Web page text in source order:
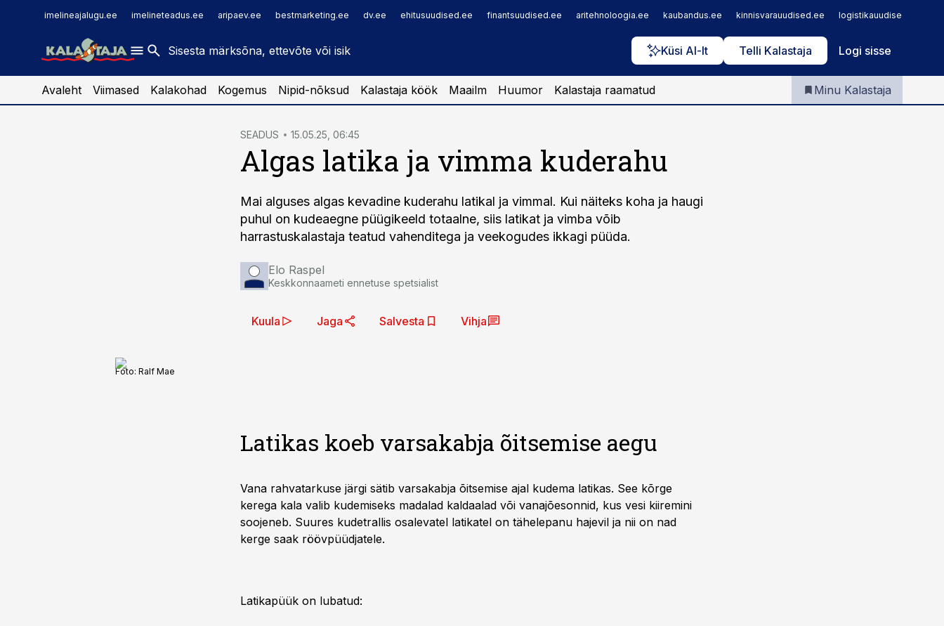
imelineajalugu.ee imelineteadus.ee aripaev.ee bestmarketing.ee dv.ee ehitusuudised.ee finantsuudised.ee aritehnoloogia.ee kaubandus.ee kinnisvarauudised.ee logistikauudised.ee
Küsi AI-lt Telli Kalastaja Logi sisse
imelineteadus.ee
kaubandus.ee
toostusuudised.ee
Iseteenindus
Telli Kalastaja
Avaleht Viimased Kalakohad Kogemus Nipid-nõksud Kalastaja köök Maailm Huumor Kalastaja raamatud Minu Kalastaja
SEADUS 15.05.25, 06:45
Algas latika ja vimma kuderahu
Mai alguses algas kevadine kuderahu latikal ja vimmal. Kui näiteks koha ja haugi
puhul on kudeaegne püügikeeld totaalne, siis latikat ja vimba võib
harrastuskalastaja teatud vahenditega ja veekogudes ikkagi püüda.
Elo Raspel
Keskkonnaameti ennetuse spetsialist
Kuula Jaga Salvesta Vihja
Foto: Ralf Mae
Latikas koeb varsakabja õitsemise aegu
Vana rahvatarkuse järgi sätib varsakabja õitsemise ajal kudema latikas. See kõrge
kerega kala valib kudemiseks madalad kaldaalad või vanajõesonnid, kus vesi kiiremini
soojeneb. Suures kudetrallis osalevatel latikatel on tähelepanu hajevil ja nii on nad
kerge saak röövpüüdjatele.
Latikapüük on lubatud: